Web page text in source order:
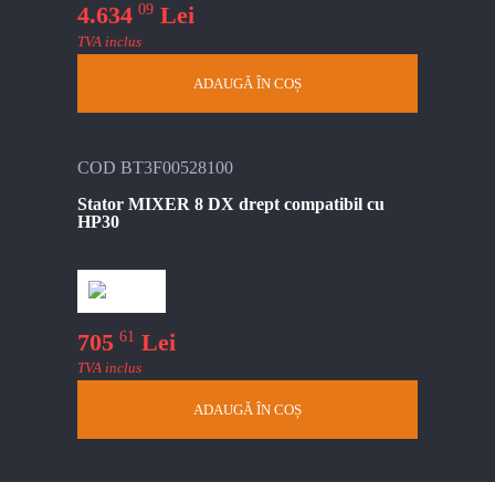
4.634 09 Lei
TVA inclus
ADAUGĂ ÎN COȘ
COD BT3F00528100
Stator MIXER 8 DX drept compatibil cu
HP30
705 61 Lei
TVA inclus
ADAUGĂ ÎN COȘ